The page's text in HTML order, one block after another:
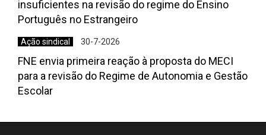
insuficientes na revisão do regime do Ensino
Português no Estrangeiro
Ação sindical 30-7-2026
FNE envia primeira reação à proposta do MECI
para a revisão do Regime de Autonomia e Gestão
Escolar